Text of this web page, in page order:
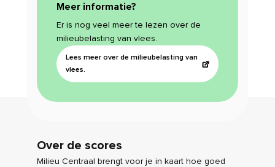
Meer informatie?
Er is nog veel meer te lezen over de
milieubelasting van vlees.
Lees meer over de milieubelasting van
vlees.
Over de scores
Milieu Centraal brengt voor je in kaart hoe goed